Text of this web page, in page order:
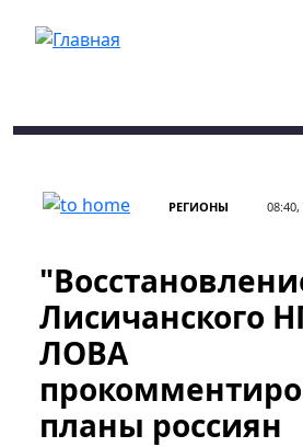
РЕГИОНЫ 08:40,
Лисичанского
ЛОВА
планы россиян